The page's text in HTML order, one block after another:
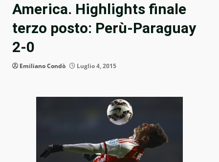
America. Highlights finale
terzo posto: Perù-Paraguay
2-0
Emiliano Condò Luglio 4, 2015